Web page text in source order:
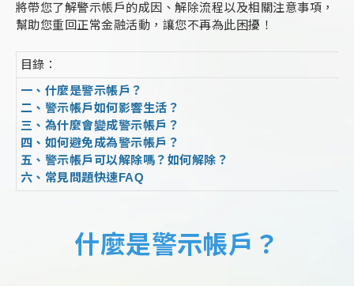
將帶您了解警示帳戶的成因、解除流程以及相關注意事項，
幫助您重回正常金融活動，讓您不再為此困擾！
目錄：
一、什麼是警示帳戶？
二、警示帳戶如何影響生活？
三、為什麼會變成警示帳戶？
四、如何避免成為警示帳戶？
五、警示帳戶可以解除嗎？如何解除？
六、常見問題快速FAQ
什麼是警示帳戶？